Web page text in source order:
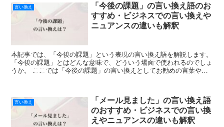
言い換え
「今後の課題」の言い換え語のお
すすめ・ビジネスでの言い換えや
ニュアンスの違いも解釈
本記事では、「今後の課題」という表現の言い換え語を解説します。
「今後の課題」とはどんな意味で、どういう場面で使われるのでしょ
うか。 ここでは「今後の課題」の言い換えとしてお勧めの言葉や、
言い換え
「メール見ました」の言い換え語
のおすすめ・ビジネスでの言い換
えやニュアンスの違いも解釈